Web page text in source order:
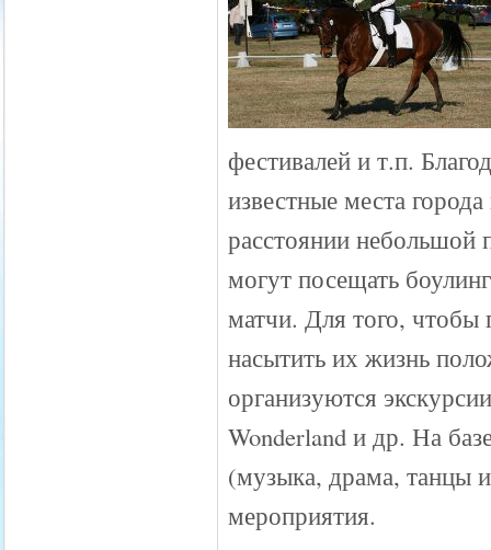
фестивалей и т.п.
известные места
расстоянии небольшой
могут посещать
матчи. Для того, чтобы
насытить их жизнь
организуются
Wonderland и др. На
(музыка, драма, танцы
мероприятия.